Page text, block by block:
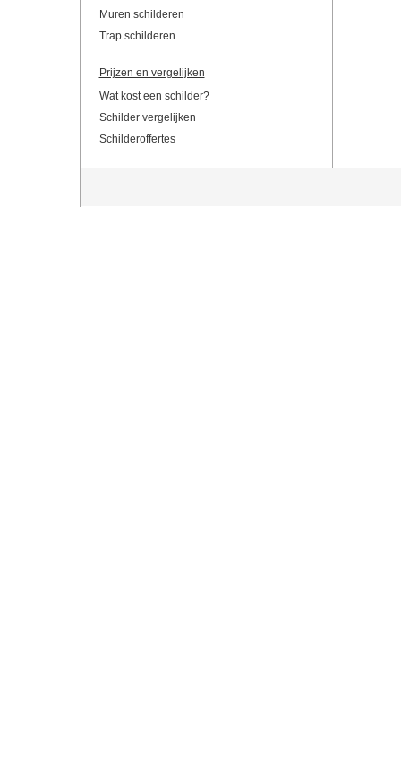
Muren schilderen
Trap schilderen
Prijzen en vergelijken
Wat kost een schilder?
Schilder vergelijken
Schilderoffertes